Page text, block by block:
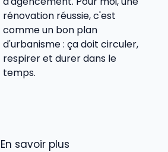
rénovation réussie, c'est
comme un bon plan
d'urbanisme : ça doit circuler,
respirer et durer dans le
temps.
En savoir plus